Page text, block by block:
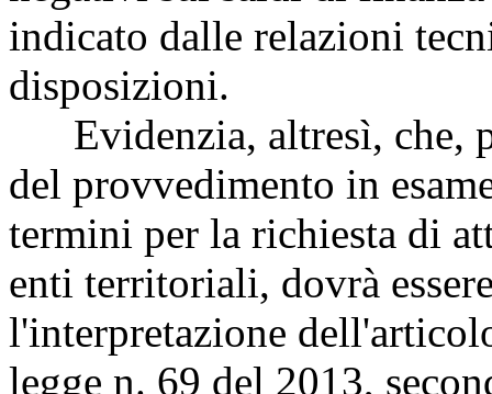
indicato dalle relazioni
disposizioni.
Evidenzia, altresì, che,
del provvedimento in
termini per la richiesta di
enti territoriali, dovrà
l'interpretazione
legge n. 69 del 2013,